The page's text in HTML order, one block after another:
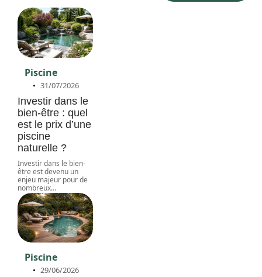
Piscine
31/07/2026
Investir dans le
bien-être : quel
est le prix d’une
piscine
naturelle ?
Investir dans le bien-
être est devenu un
enjeu majeur pour de
nombreux…
Piscine
29/06/2026